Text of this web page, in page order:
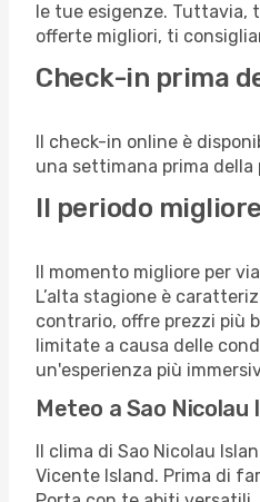
le tue esigenze. Tuttavia,
offerte migliori, ti
Check-in prima
Il check-in online è
una settimana prima
Il periodo
Il momento migliore per
L’alta stagione è
contrario, offre prezzi più
limitate a causa delle
un'esperienza più
Meteo a Sao Nicolau
Il clima di Sao Nicolau
Vicente Island. Prima di